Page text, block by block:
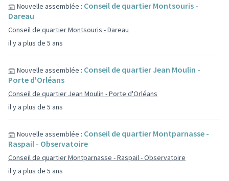
il y a plus de 5 ans
Nouvelle assemblée : Conseil de quartier Montsouris -
Dareau
Conseil de quartier Montsouris - Dareau
il y a plus de 5 ans
Nouvelle assemblée : Conseil de quartier Jean Moulin -
Porte d'Orléans
Conseil de quartier Jean Moulin - Porte d'Orléans
il y a plus de 5 ans
Nouvelle assemblée : Conseil de quartier Montparnasse -
Raspail - Observatoire
Conseil de quartier Montparnasse - Raspail - Observatoire